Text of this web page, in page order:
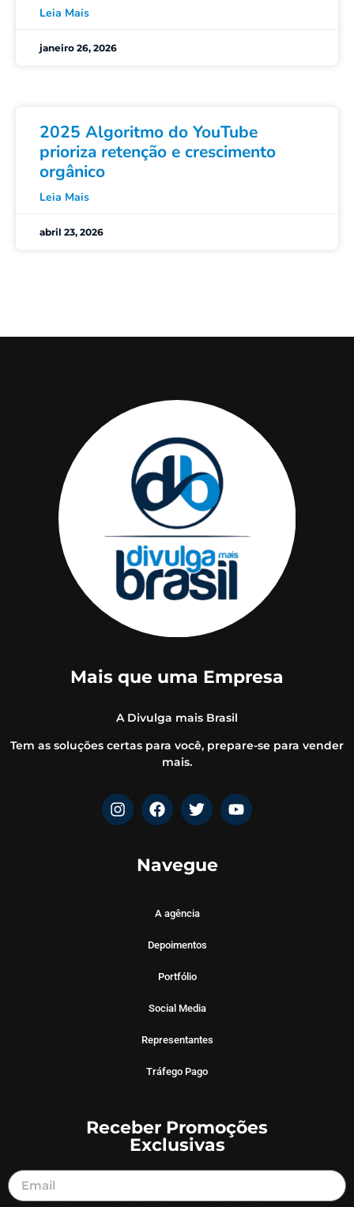
Leia Mais
janeiro 26, 2026
2025 Algoritmo do YouTube
prioriza retenção e crescimento
orgânico
Leia Mais
abril 23, 2026
Mais que uma Empresa
A Divulga mais Brasil
Tem as soluções certas para você, prepare-se para vender
mais.
Navegue
A agência
Depoimentos
Portfólio
Social Media
Representantes
Tráfego Pago
Receber Promoções
Exclusivas